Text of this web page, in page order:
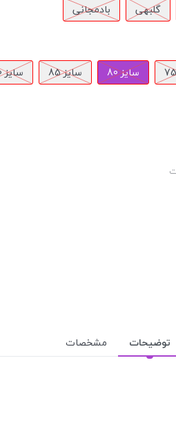
گلبهی بادمجانی
سایز 80 سایز 85 سایز 90
توضیحات مشخصات